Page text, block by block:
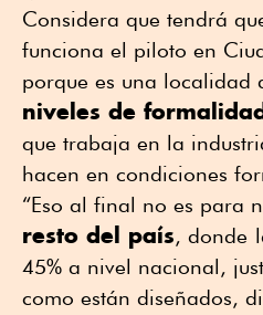
Considera que tendrá
funciona el piloto en
porque es una localidad
niveles de formalidad
que trabaja en la
hacen en condiciones
“Eso al final no es para
resto del país, donde
45% a nivel nacional,
como están diseñados,